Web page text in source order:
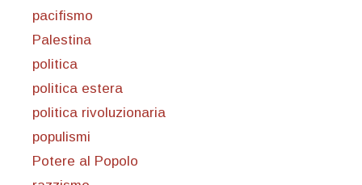
pacifismo
Palestina
politica
politica estera
politica rivoluzionaria
populismi
Potere al Popolo